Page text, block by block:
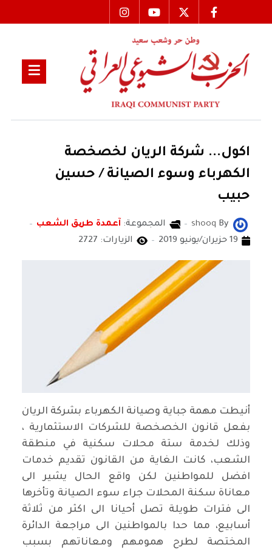
اكول... شركة الريان لخصخصة
الكهرباء وسوء الصيانة / حسين
حبيب
By
shooq المجموعة: آعمدة طریق الشعب
19 حزيران/يونيو 2019
الزيارات: 2727
أنيطت مهمة جباية وصيانة الكهرباء بشركة الريان
بفعل قانون الخصخصة للشركات الاستثمارية ،
وذلك لخدمة ستة محلات سكنية في منطقة
الشعب، كانت الغاية من القانون تقديم خدمات
افضل للمواطنين لكن واقع الحال يشير الى
معاناة سكنة المحلات جراء سوء الصيانة وتأخرها
الى فترات طويلة تصل أحيانا الى اكثر من ثلاثة
أسابيع، مما حدا بالمواطنين الى مراجعة الدائرة
المختصة لطرح همومهم ومعاناتهم بسبب